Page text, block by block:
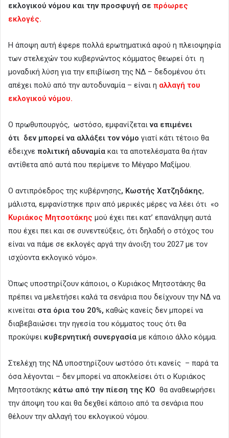
εκλογικού νόμου και την προσφυγή σε πρόωρες
εκλογές.
Η άποψη αυτή έφερε πολλά ερωτηματικά αφού η πλειοψηφία
των στελεχών του κυβερνώντος κόμματος θεωρεί ότι η
μοναδική λύση για την επιβίωση της ΝΔ – δεδομένου ότι
απέχει πολύ από την αυτοδυναμία – είναι η αλλαγή του
εκλογικού νόμου.
Ο πρωθυπουργός, ωστόσο, εμφανίζεται να επιμένει
ότι δεν μπορεί να αλλάξει τον νόμο γιατί κάτι τέτοιο θα
έδειχνε πολιτική αδυναμία και τα αποτελέσματα θα ήταν
αντίθετα από αυτά που περίμενε το Μέγαρο Μαξίμου.
Ο αντιπρόεδρος της κυβέρνησης, Κωστής Χατζηδάκης,
μάλιστα, εμφανίστηκε πριν από μερικές μέρες να λέει ότι «ο
Κυριάκος Μητσοτάκης μού έχει πει κατ’ επανάληψη αυτά
που έχει πει και σε συνεντεύξεις, ότι δηλαδή ο στόχος του
είναι να πάμε σε εκλογές αργά την άνοιξη του 2027 με τον
ισχύοντα εκλογικό νόμο».
Όπως υποστηρίζουν κάποιοι, ο Κυριάκος Μητσοτάκης θα
πρέπει να μελετήσει καλά τα σενάρια που δείχνουν την ΝΔ να
κινείται στα όρια του 20%, καθώς κανείς δεν μπορεί να
διαβεβαιώσει την ηγεσία του κόμματος τους ότι θα
προκύψει κυβερνητική συνεργασία με κάποιο άλλο κόμμα.
Στελέχη της ΝΔ υποστηρίζουν ωστόσο ότι κανείς – παρά τα
όσα λέγονται – δεν μπορεί να αποκλείσει ότι ο Κυριάκος
Μητσοτάκης κάτω από την πίεση της ΚΟ θα αναθεωρήσει
την άποψη του και θα δεχθεί κάποιο από τα σενάρια που
θέλουν την αλλαγή του εκλογικού νόμου.